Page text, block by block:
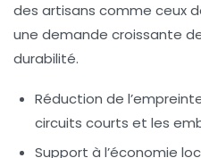
des artisans comme ceux
une demande croissante
durabilité.
Réduction de
circuits courts et les
Support à l’économie